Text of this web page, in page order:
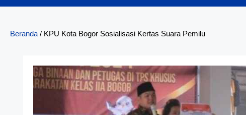
Beranda / KPU Kota Bogor Sosialisasi Kertas Suara Pemilu